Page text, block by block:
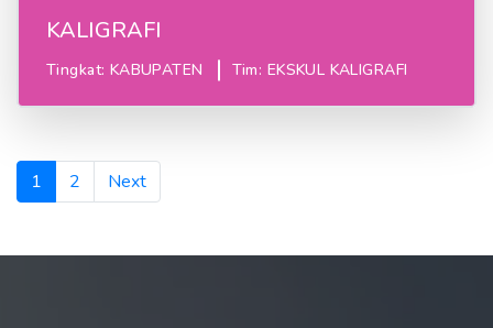
KALIGRAFI
Tingkat: KABUPATEN Tim: EKSKUL KALIGRAFI
1 (current)
2 Next